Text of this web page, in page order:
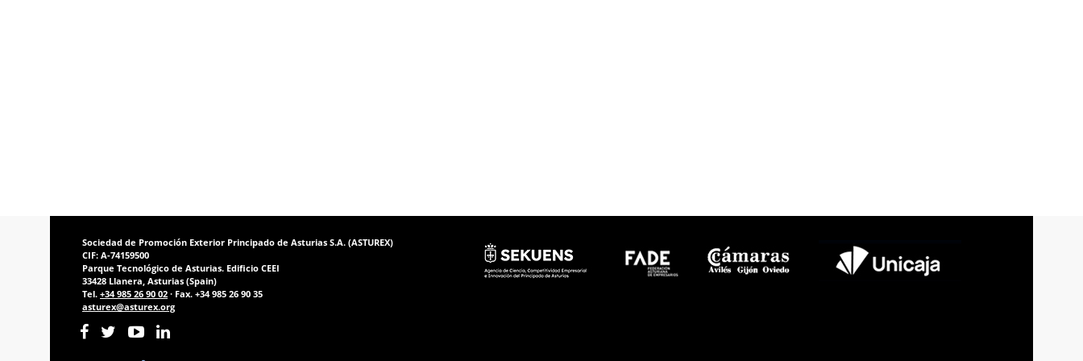
Sociedad de Promoción Exterior Principado de Asturias S.A. (ASTUREX)
CIF: A-74159500
Parque Tecnológico de Asturias. Edificio CEEI
33428 Llanera, Asturias (Spain)
Tel. +34 985 26 90 02 · Fax. +34 985 26 90 35
asturex@asturex.org